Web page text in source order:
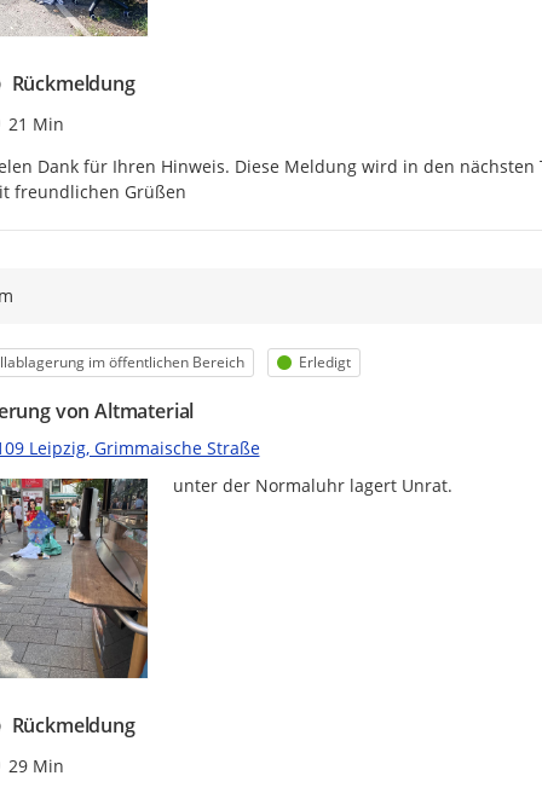
Rückmeldung
Zeitpunkt des Erstellens
21 Min
Dank für Ihren Hinweis. Diese Meldung wird in den nächsten
freundlichen Grüßen
im öffentlichen Bereich Status
Erledigt
von Altmaterial
Leipzig, Grimmaische Straße
unter der Normaluhr lagert Unrat.
Rückmeldung
Zeitpunkt des Erstellens
29 Min